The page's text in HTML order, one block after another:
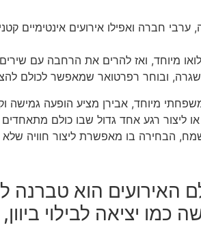
מיוחד, ואז להרים את הרחבה עם
שגרה, ובוחר רפרטואר שמאפשר לכולם
מיוחד, אבירן מציע הופעה גמישה
ליצור רגע אחד גדול שבו כולם
הבחירה בו מאפשרת ליצור חוויה
האירועים הוא טברנה
כמו יציאה לבילוי